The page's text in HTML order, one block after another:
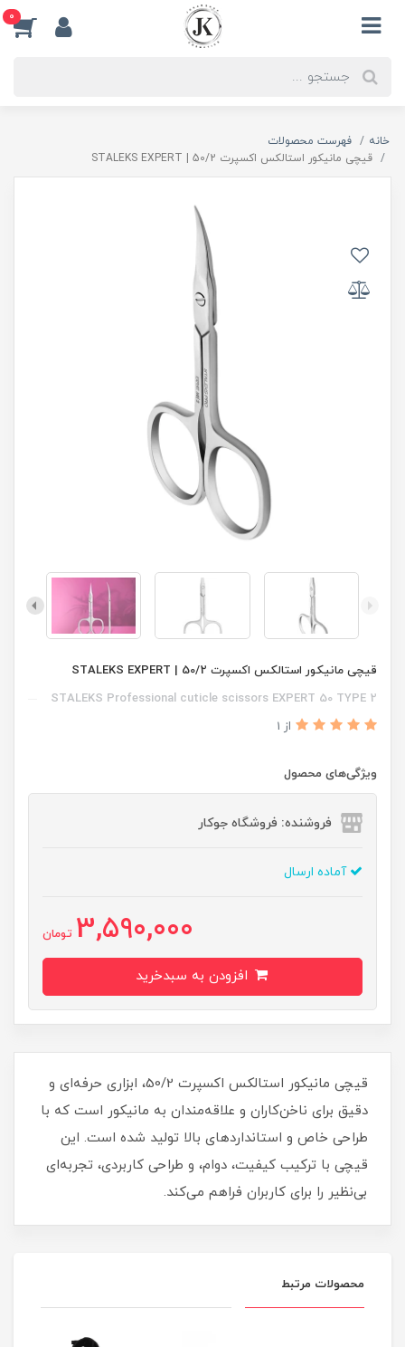
0
خانه
فهرست محصولات
قیچی مانیکور استالکس اکسپرت 50/2 | STALEKS EXPERT
قیچی مانیکور استالکس اکسپرت 50/2 | STALEKS EXPERT
STALEKS Professional cuticle scissors EXPERT 50 TYPE 2
از 1
ویژگی‌های محصول
فروشنده: فروشگاه جوکار
آماده ارسال
3,590,000 تومان
قیچی مانیکور استالکس اکسپرت 50/2، ابزاری حرفه‌ای و
دقیق برای ناخن‌کاران و علاقه‌مندان به مانیکور است که با
طراحی خاص و استانداردهای بالا تولید شده است. این
قیچی با ترکیب کیفیت، دوام، و طراحی کاربردی، تجربه‌ای
بی‌نظیر را برای کاربران فراهم می‌کند.
محصولات مرتبط